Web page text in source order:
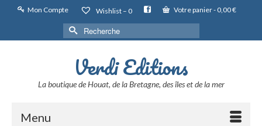
Mon Compte Wishlist – 0 Votre panier- 0,00€
Rechercher :
Verdi Editions
La boutique de Houat, de la Bretagne, des îles et de la mer
Menu